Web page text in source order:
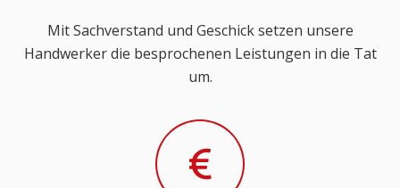
Mit Sachverstand und Geschick setzen unsere
Handwerker die besprochenen Leistungen in die Tat
um.